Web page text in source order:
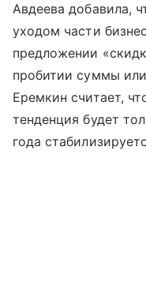
Авдеева добавила,
уходом части
предложении
пробитии суммы
Еремкин считает,
тенденция будет
года